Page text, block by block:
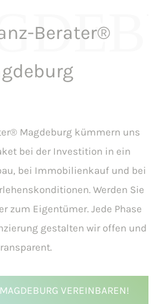
Berater®
Magdeburg kümmern uns
bei der Investition in ein
bei Immobilienkauf und bei
Werden Sie
zum Eigentümer. Jede Phase
gestalten wir offen und
VEREINBAREN!